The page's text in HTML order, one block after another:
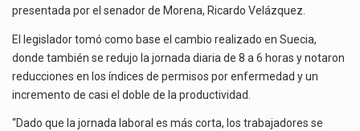
presentada por el senador de Morena, Ricardo Velázquez.
El legislador tomó como base el cambio realizado en Suecia,
donde también se redujo la jornada diaria de 8 a 6 horas y notaron
reducciones en los índices de permisos por enfermedad y un
incremento de casi el doble de la productividad.
“Dado que la jornada laboral es más corta, los trabajadores se